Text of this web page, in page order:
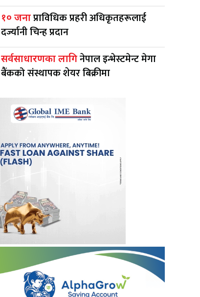
१० जनाप्राविधिक प्रहरी अधिकृतहरूलाई
दर्ज्यानी चिन्ह प्रदान
सर्वसाधारणका लागिनेपाल इन्भेस्टमेन्ट मेगा
बैंकको संस्थापक शेयर बिक्रीमा